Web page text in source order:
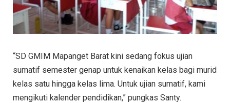
“SD GMIM Mapanget Barat kini sedang fokus ujian
sumatif semester genap untuk kenaikan kelas bagi murid
kelas satu hingga kelas lima. Untuk ujian sumatif, kami
mengikuti kalender pendidikan,” pungkas Santy.